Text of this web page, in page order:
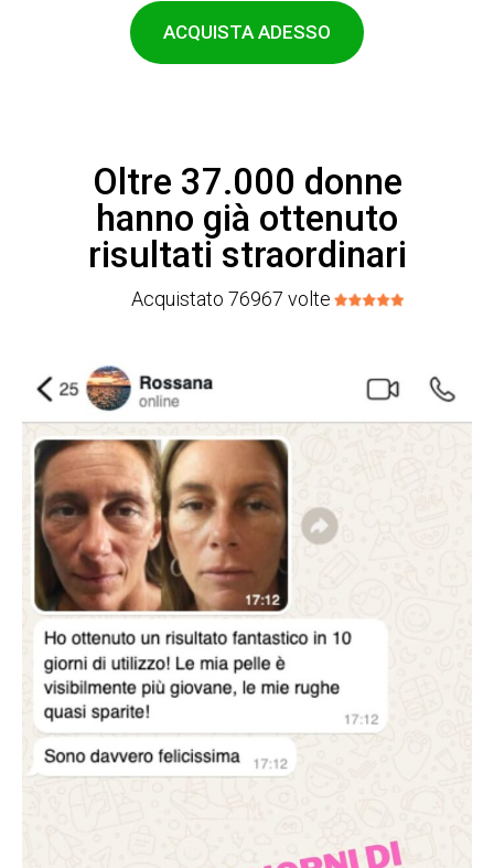
ACQUISTA ADESSO
Oltre 37.000 donne
hanno già ottenuto
risultati straordinari
Acquistato 76967 volte